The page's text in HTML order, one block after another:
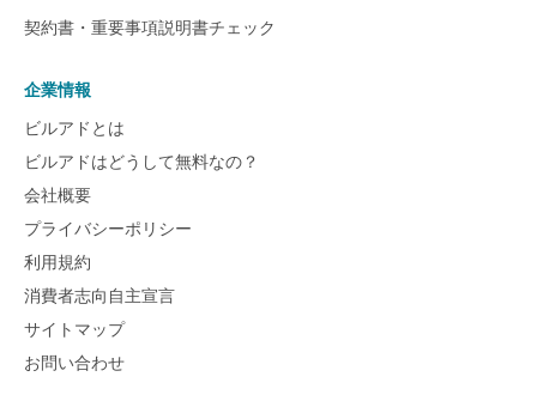
契約書・重要事項説明書チェック
企業情報
ビルアドとは
ビルアドはどうして無料なの？
会社概要
プライバシーポリシー
利用規約
消費者志向自主宣言
サイトマップ
お問い合わせ